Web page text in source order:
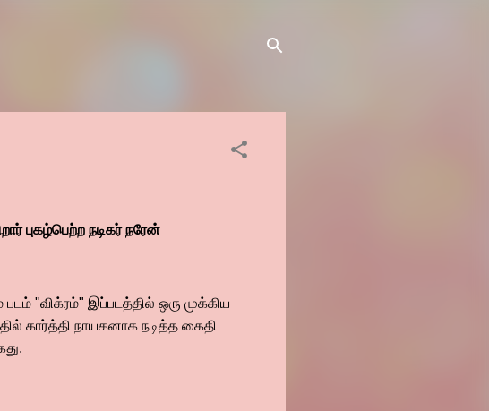
புகழ்பெற்ற நடிகர் நரேன்
"விக்ரம்" இப்படத்தில் ஒரு முக்கிய
கார்த்தி நாயகனாக நடித்த கைதி